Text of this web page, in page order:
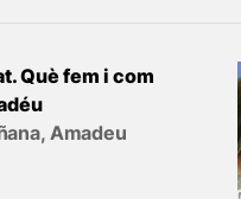
Què fem i com
Amadeu